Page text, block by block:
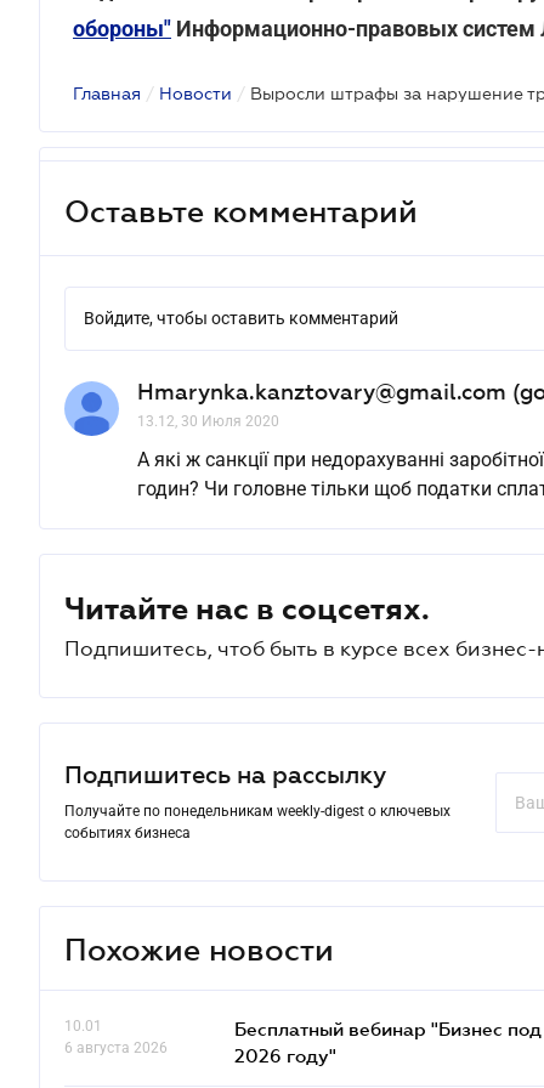
обороны" Информационно-правовых
Главная / Новости / Выросли штрафы за нарушение
Оставьте комментарий
Войдите, чтобы оставить комментарий
Hmarynka.kanztovary@gmail.com
13.12, 30 Июля 2020
А які ж санкції при недорахуванні
годин? Чи головне тільки щоб податки
Читайте нас в соцсетях.
Подпишитесь, чтоб быть в курсе всех бизнес-
Подпишитесь на рассылку
Получайте по понедельникам weekly-digest о ключевых
событиях бизнеса
Похожие новости
10.01
6 августа 2026
Бесплатный вебинар "Бизнес
2026 году"